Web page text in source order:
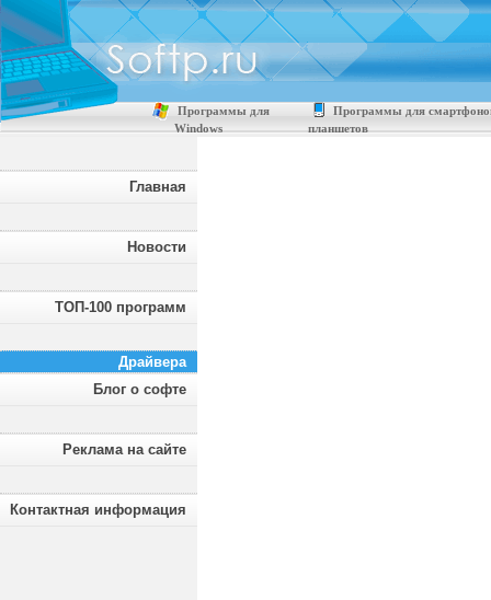
Программы для
Windows
Программы для
планшетов
Главная
Новости
ТОП-100 программ
Драйвера
Блог о софте
Реклама на сайте
Контактная информация